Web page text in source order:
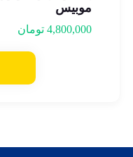
موبیس
4,800,000 تومان